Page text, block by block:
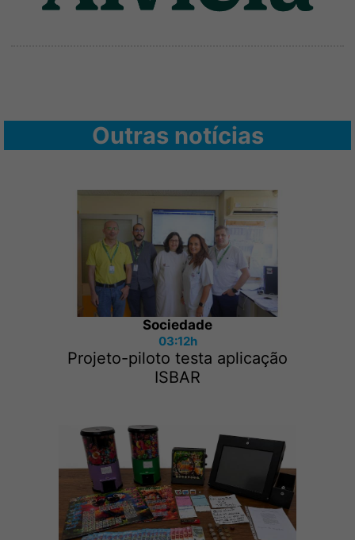
Outras notícias
Sociedade
03:12h
Projeto-piloto testa aplicação
ISBAR